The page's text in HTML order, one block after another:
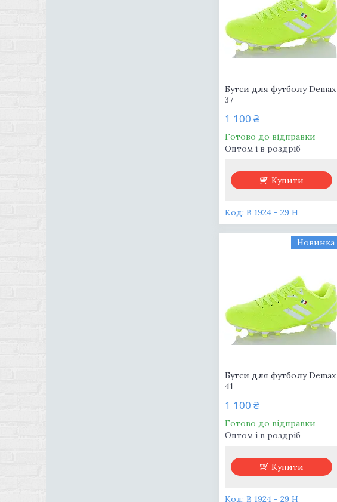
Бутси для футболу Demax
37
1 100 ₴
Готово до відправки
Оптом і в роздріб
Купити
В 1924 - 29 H
Новинка
Бутси для футболу Demax
41
1 100 ₴
Готово до відправки
Оптом і в роздріб
Купити
В 1924 - 29 H